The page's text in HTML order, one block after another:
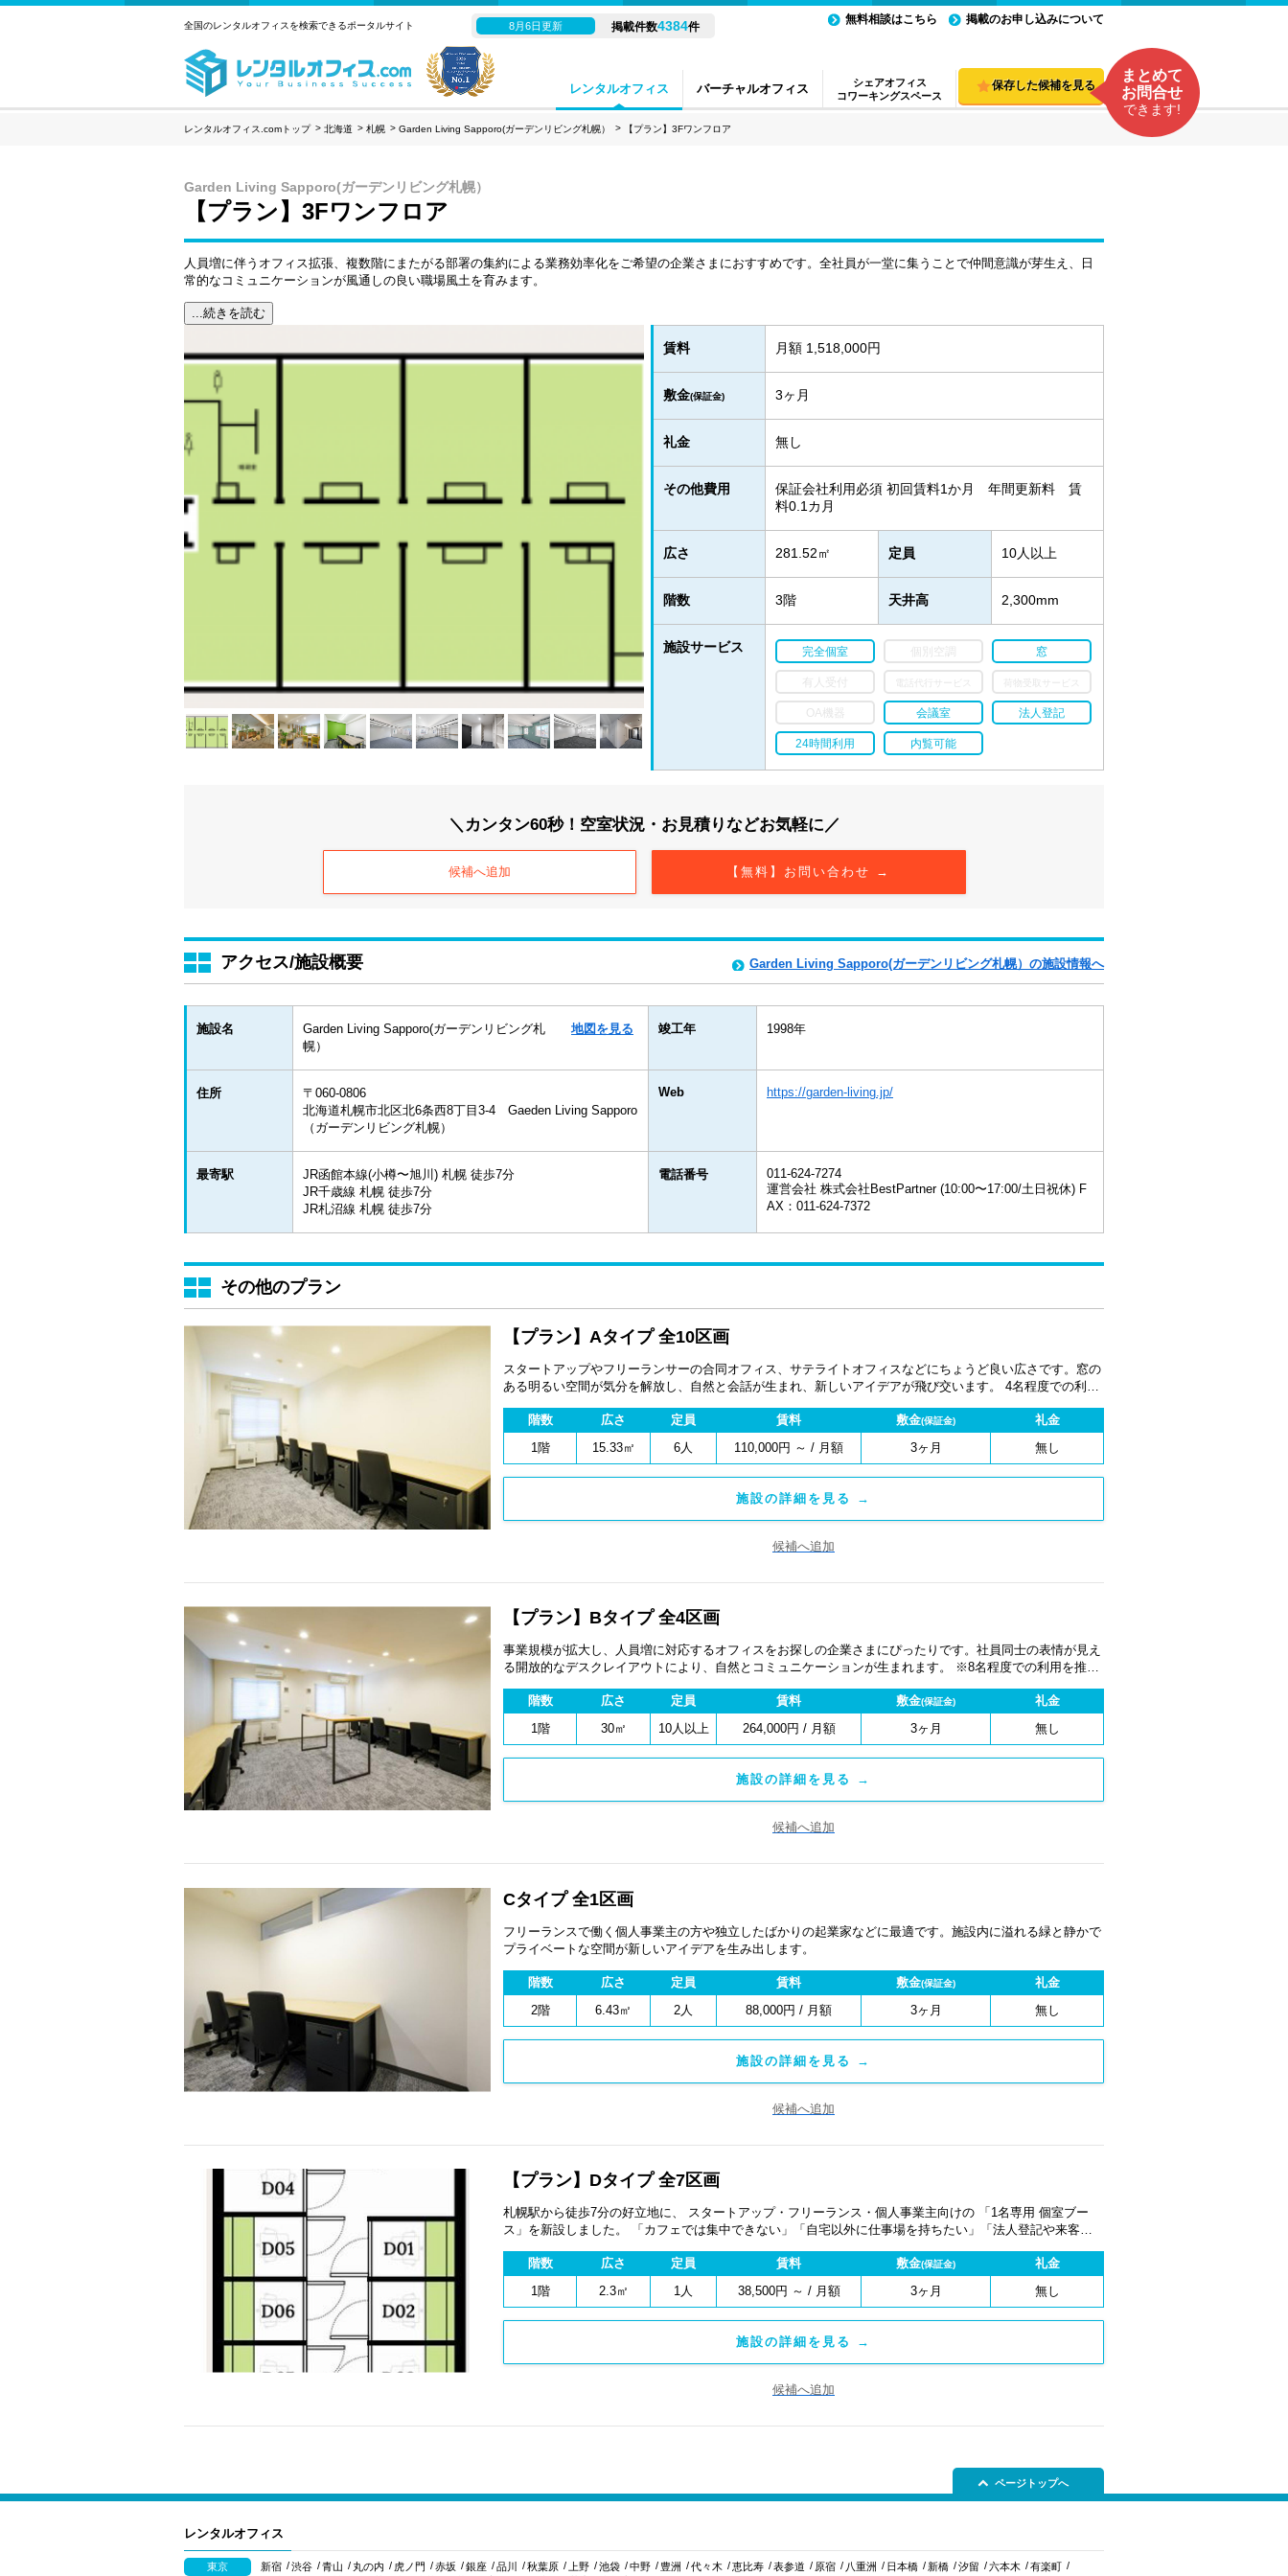
レンタルオフィス バーチャルオフィス
シェアオフィス
コワーキングスペース
全国のレンタルオフィスを検索できるポータルサイト 8月6日更新 掲載件数4384件
無料相談はこちら 掲載のお申し込みについて
保存した候補を見る
まとめて
お問合せ
できます!
レンタルオフィス.comトップ 北海道 札幌 Garden Living Sapporo(ガーデンリビング札幌） 【プラン】3Fワンフロア
Garden Living Sapporo(ガーデンリビング札幌）
【プラン】3Fワンフロア
人員増に伴うオフィス拡張、複数階にまたがる部署の集約による業務効率化をご希望の企業さまにおすすめです。全社員が一堂に集うことで仲間意識が芽生え、日
常的なコミュニケーションが風通しの良い職場風土を育みます。
...続きを読む
賃料 月額 1,518,000円
敷金(保証金) 3ヶ月
礼金 無し
その他費用
保証会社利用必須 初回賃料1か月 年間更新料 賃
料0.1カ月
広さ 281.52㎡ 定員 10人以上
階数 3階 天井高 2,300mm
施設サービス 完全個室 個別空調 窓
有人受付
OA機器 会議室 法人登記
24時間利用 内覧可能
＼カンタン60秒！空室状況・お見積りなどお気軽に／
【無料】お問い合わせ →
候補へ追加
アクセス/施設概要 Garden Living Sapporo(ガーデンリビング札幌）の施設情報へ
施設名
Garden Living Sapporo(ガーデンリビング札
幌）
地図を見る 竣工年 1998年
住所
〒060-0806
北海道札幌市北区北6条西8丁目3-4 Gaeden Living Sapporo
（ガーデンリビング札幌）
Web https://garden-living.jp/
最寄駅
JR函館本線(小樽〜旭川) 札幌 徒歩7分
JR千歳線 札幌 徒歩7分
JR札沼線 札幌 徒歩7分
電話番号
011-624-7274
運営会社 株式会社BestPartner (10:00〜17:00/土日祝休) F
AX：011-624-7372
その他のプラン
【プラン】Aタイプ 全10区画
スタートアップやフリーランサーの合同オフィス、サテライトオフィスなどにちょうど良い広さです。窓の
ある明るい空間が気分を解放し、自然と会話が生まれ、新しいアイデアが飛び交います。 4名程度での利用
階数
広さ 定員 賃料 敷金(保証金)
礼金
1階
15.33㎡ 6人 110,000円 ～ / 月額 3ヶ月 無し
施設の詳細を見る →
候補へ追加
【プラン】Bタイプ 全4区画
事業規模が拡大し、人員増に対応するオフィスをお探しの企業さまにぴったりです。社員同士の表情が見え
る開放的なデスクレイアウトにより、自然とコミュニケーションが生まれます。 ※8名程度での利用を推奨
階数
広さ 定員 賃料 敷金(保証金)
礼金
1階
30㎡ 10人以上 264,000円 / 月額 3ヶ月 無し
施設の詳細を見る →
候補へ追加
Cタイプ 全1区画
フリーランスで働く個人事業主の方や独立したばかりの起業家などに最適です。施設内に溢れる緑と静かで
プライベートな空間が新しいアイデアを生み出します。
階数 広さ 定員 賃料 敷金(保証金)
礼金
2階
6.43㎡ 2人 88,000円 / 月額 3ヶ月 無し
施設の詳細を見る →
候補へ追加
【プラン】Dタイプ 全7区画
札幌駅から徒歩7分の好立地に、 スタートアップ・フリーランス・個人事業主向けの 「1名専用 個室ブー
ス」を新設しました。 「カフェでは集中できない」「自宅以外に仕事場を持ちたい」「法人登記や来客対
プライベート空間を確保しており、営業・WEB会議・事務作業・制作業務など、幅広い用途でご利用いた
だけます。 札幌中心部で、低コストかつ使いやすい“自分専用オフィス”として、事業のスタートや拡大にぜ
ひご活用ください。
階数 広さ 定員 賃料 敷金(保証金)
礼金
1階
2.3㎡ 1人 38,500円 ～ / 月額 3ヶ月 無し
施設の詳細を見る →
候補へ追加
ページトップへ
レンタルオフィス
東京 新宿 渋谷 青山 丸の内 虎ノ門 赤坂 銀座 品川 秋葉原 上野 池袋 中野 豊洲 代々木 恵比寿 表参道 原宿 八重洲 日本橋 新橋 汐留 六本木
有楽町